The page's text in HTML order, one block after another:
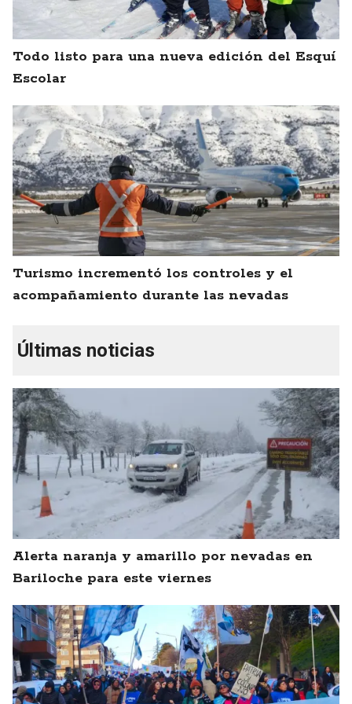
Todo listo para una nueva edición del Esquí
Escolar
Turismo incrementó los controles y el
acompañamiento durante las nevadas
Últimas noticias
Alerta naranja y amarillo por nevadas en
Bariloche para este viernes